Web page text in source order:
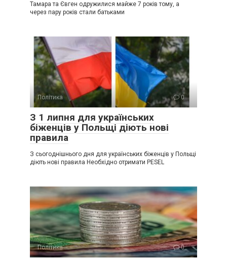
Тамара та Євген одружилися майже 7 років тому, а
через пару років стали батьками
Політика 0
З 1 липня для українських
біженців у Польщі діють нові
правила
З сьогоднішнього дня для українських біженців у Польщі
діють нові правила Необхідно отримати PESEL
Політика 0